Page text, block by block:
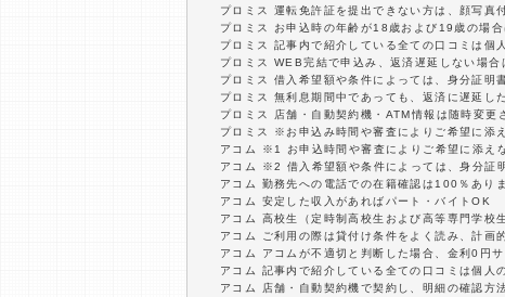
プロミス 運転免許証を提出できない方は、顔写真
プロミス お申込時の年齢が18歳および19歳の場
プロミス 記事内で紹介している全ての口コミは個
プロミス WEB完結で申込み、返済遅延しない場合
プロミス 借入希望額や条件によっては、身分証明
プロミス 無利息期間中であっても、返済に遅延し
プロミス 店舗・自動契約機・ATM情報は随時変
プロミス ※お申込み時間や審査によりご希望に添
アコム ※1 お申込時間や審査によりご希望に添え
アコム ※2 借入希望額や条件によっては、身分証
アコム 勤務先への電話での在籍確認は100％ありま
アコム 安定した収入があればパート・バイトOK
アコム 高校生（定時制高校生および高等専門学校
アコム ご利用の際は貸付け条件をよく読み、計画
アコム アコムが不適切と判断した場合、金利0円
アコム 記事内で紹介している全ての口コミは個人
アコム 店舗・自動契約機で契約し、明細の確認方